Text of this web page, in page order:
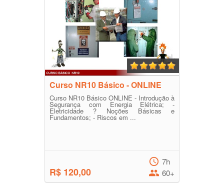
Curso NR10 Básico - ONLINE
Curso NR10 Básico ONLINE - Introdução à
Segurança com Energia Elétrica; -
Eletricidade ? Noções Básicas e
Fundamentos; - Riscos em ...
R$ 120,00
7h
60+